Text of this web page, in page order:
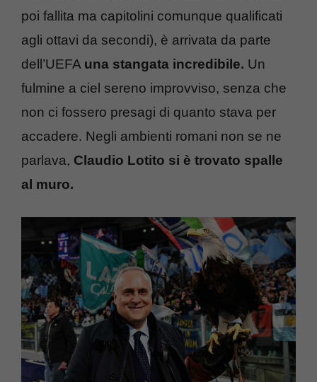
poi fallita ma capitolini comunque qualificati
agli ottavi da secondi), è arrivata da parte
dell’UEFA una stangata incredibile. Un
fulmine a ciel sereno improvviso, senza che
non ci fossero presagi di quanto stava per
accadere. Negli ambienti romani non se ne
parlava, Claudio Lotito si è trovato spalle
al muro.